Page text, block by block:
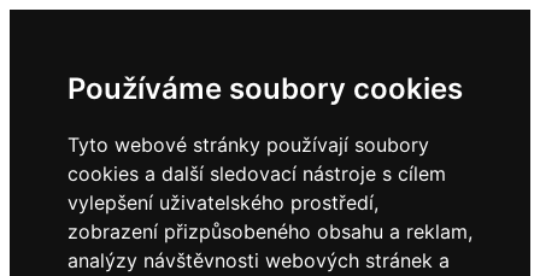
Používáme soubory cookies
Tyto webové stránky používají soubory
cookies a další sledovací nástroje s cílem
vylepšení uživatelského prostředí,
zobrazení přizpůsobeného obsahu a reklam,
analýzy návštěvnosti webových stránek a